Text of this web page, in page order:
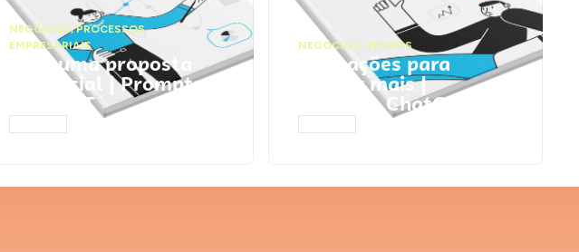
NEGÓCIOS,PROCESSOS
EMPRESARIAIS
Faça uma proposta
comercial | Prompts
ChatGPT
NEGÓCIOS, VENDAS
Faça ações para
vender mais |
Prompts ChatGPT